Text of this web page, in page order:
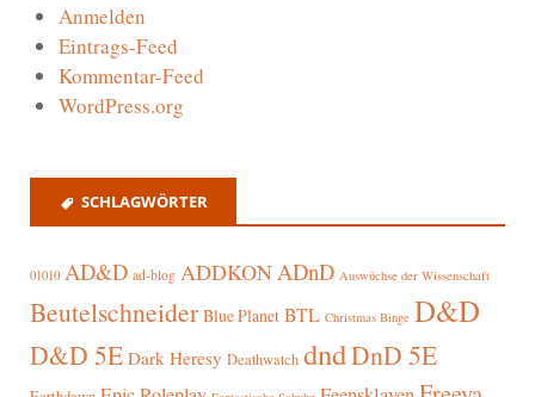
Anmelden
Eintrags-Feed
Kommentar-Feed
WordPress.org
SCHLAGWÖRTER
01010 AD&D ad-blog ADDKONADnD Auswüchse der Wissenschaft
Beutelschneider Blue Planet BTL Christmas Binge D&D
D&D 5E Dark Heresy Deathwatch dndDnD 5E